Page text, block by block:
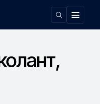
ООО)